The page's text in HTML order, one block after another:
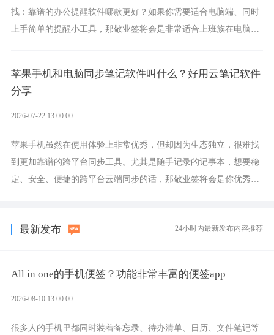
找：靠谱的办公提醒软件哪款更好？如果你需要适合电脑端、同时
上手简单的提醒小工具，那敬业签将会是非常适合上班族在电脑上
苹果手机和电脑同步笔记软件叫什么？好用云笔记软件
分享
2026-07-22 13:00:00
苹果手机虽然在使用体验上非常优秀，但却因为生态独立，很难找
到更加靠谱的跨平台同步工具。尤其是随手记录的记事本，想要稳
定、安全、便捷的跨平台云端同步的话，那敬业签将会是你优秀的
最新发布 24小时内最新发布内容推荐
All in one的手机便签？功能非常丰富的便签app
2026-08-10 13:00:00
很多人的手机里都同时装着备忘录、待办清单、日历、文件笔记等